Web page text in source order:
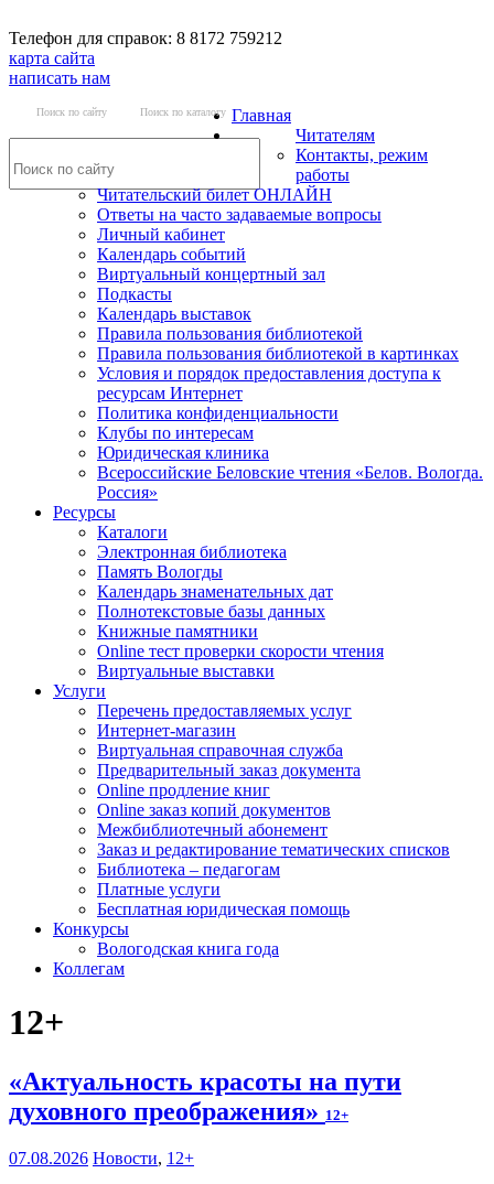
Телефон для справок: 8 8172 759212
карта сайта
написать нам
Поиск по сайту Поиск по каталогу Главная
Читателям
Контакты, режим
работы
Читательский билет ОНЛАЙН
Ответы на часто задаваемые вопросы
Личный кабинет
Календарь событий
Виртуальный концертный зал
Подкасты
Календарь выставок
Правила пользования библиотекой
Правила пользования библиотекой в картинках
Условия и порядок предоставления доступа к
ресурсам Интернет
Политика конфиденциальности
Клубы по интересам
Юридическая клиника
Всероссийские Беловские чтения «Белов. Вологда.
Россия»
Ресурсы
Каталоги
Электронная библиотека
Память Вологды
Календарь знаменательных дат
Полнотекстовые базы данных
Книжные памятники
Online тест проверки скорости чтения
Виртуальные выставки
Услуги
Перечень предоставляемых услуг
Интернет-магазин
Виртуальная справочная служба
Предварительный заказ документа
Online продление книг
Online заказ копий документов
Межбиблиотечный абонемент
Заказ и редактирование тематических списков
Библиотека – педагогам
Платные услуги
Бесплатная юридическая помощь
Конкурсы
Вологодская книга года
Коллегам
12+
«Актуальность красоты на пути
духовного преображения» 12+
07.08.2026 Новости, 12+